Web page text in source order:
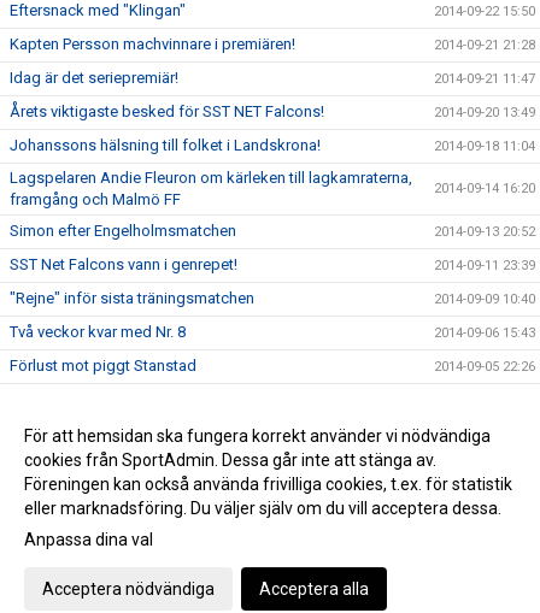
Eftersnack med "Klingan" 2014-09-22 15:50
Kapten Persson machvinnare i premiären! 2014-09-21 21:28
Idag är det seriepremiär! 2014-09-21 11:47
Årets viktigaste besked för SST NET Falcons! 2014-09-20 13:49
Johanssons hälsning till folket i Landskrona! 2014-09-18 11:04
Lagspelaren Andie Fleuron om kärleken till lagkamraterna,
framgång och Malmö FF
2014-09-14 16:20
Simon efter Engelholmsmatchen 2014-09-13 20:52
SST Net Falcons vann i genrepet! 2014-09-11 23:39
"Rejne" inför sista träningsmatchen 2014-09-09 10:40
Två veckor kvar med Nr. 8 2014-09-06 15:43
Förlust mot piggt Stanstad 2014-09-05 22:26
Persson och Lind nya kaptener 2014-08-24 21:38
Herrarna till Mullsjö 2014-08-22 11:17
Gå till Webbversion
För att hemsidan ska fungera korrekt använder vi nödvändiga
cookies från SportAdmin. Dessa går inte att stänga av.
Föreningen kan också använda frivilliga cookies, t.ex. för statistik
eller marknadsföring. Du väljer själv om du vill acceptera dessa.
Anpassa dina val
Acceptera nödvändiga Acceptera alla